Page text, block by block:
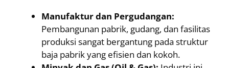
Manufaktur dan Pergudangan:
Pembangunan pabrik, gudang, dan fasilitas
produksi sangat bergantung pada struktur
baja pabrik yang efisien dan kokoh.